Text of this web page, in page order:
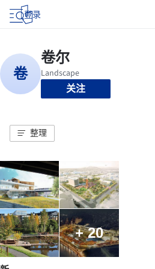
登录
关注
整理
+ 20